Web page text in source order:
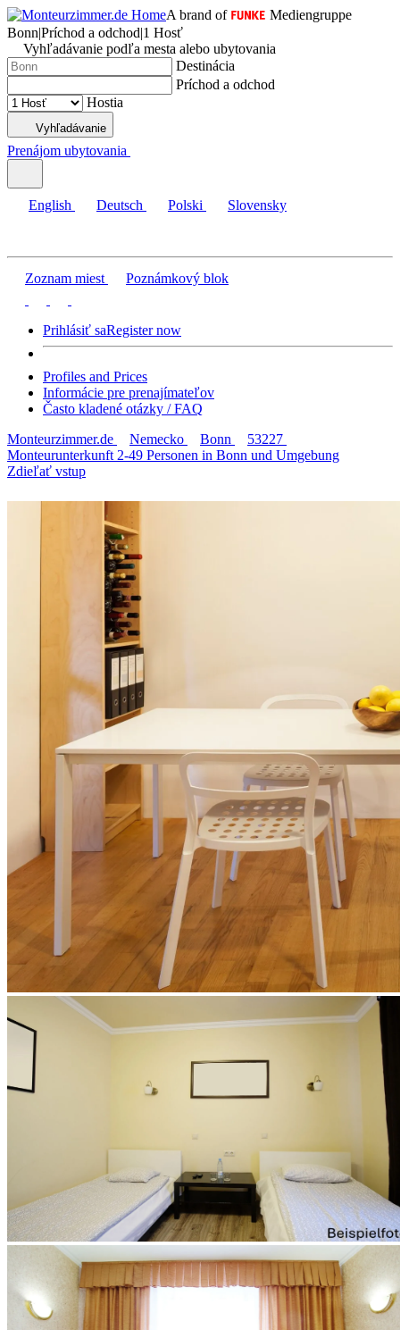
A brand of
Mediengruppe
Bonn|Príchod a odchod|1 Hosť
Vyhľadávanie podľa mesta alebo ubytovania
Destinácia
Príchod a odchod
Hostia
Vyhľadávanie
Prenájom ubytovania
English Deutsch Polski Slovensky
Zoznam miest Poznámkový blok
Prihlásiť saRegister now
Profiles and Prices
Informácie pre prenajímateľov
Často kladené otázky / FAQ
Monteurzimmer.de
Nemecko Bonn
53227
Monteurunterkunft 2-49 Personen in Bonn und Umgebung
Zdieľať vstup